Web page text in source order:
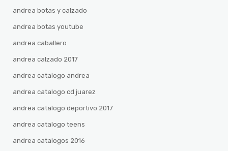
andrea botas y calzado
andrea botas youtube
andrea caballero
andrea calzado 2017
andrea catalogo andrea
andrea catalogo cd juarez
andrea catalogo deportivo 2017
andrea catalogo teens
andrea catalogos 2016